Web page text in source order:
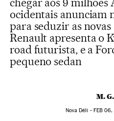
ocidentais anunciam
para seduzir as novas
Renault apresenta o
road futurista, e a
pequeno sedan
M.
Nova Déli - FEB 06,